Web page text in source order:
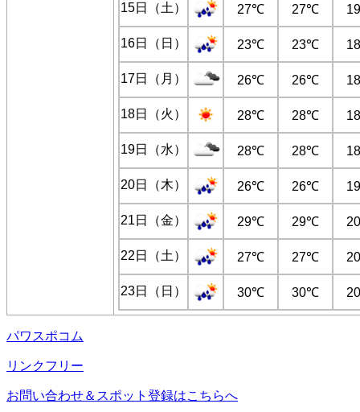
15日（土） 27℃ 27℃
16日（日） 23℃ 23℃
17日（月） 26℃ 26℃
18日（火） 28℃ 28℃
19日（水） 28℃ 28℃
20日（木） 26℃ 26℃
21日（金） 29℃ 29℃
22日（土） 27℃ 27℃
23日（日） 30℃ 30℃
パワスポコム
リンクフリー
お問い合わせ＆スポット登録はこちらへ